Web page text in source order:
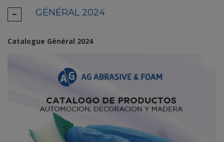
GÉNÉRAL 2024
Catalogue Général 2024